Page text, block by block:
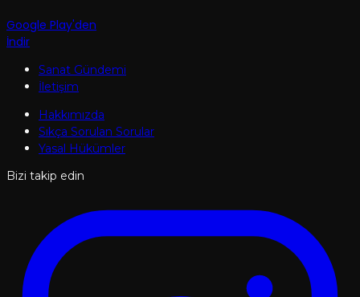
Google Play'den
İndir
Sanat Gündemi
İletişim
Hakkımızda
Sıkça Sorulan Sorular
Yasal Hükümler
Bizi takip edin